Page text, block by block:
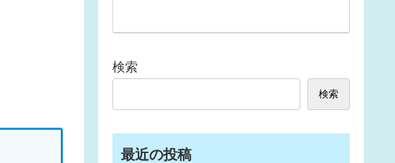
検索
検索
最近の投稿